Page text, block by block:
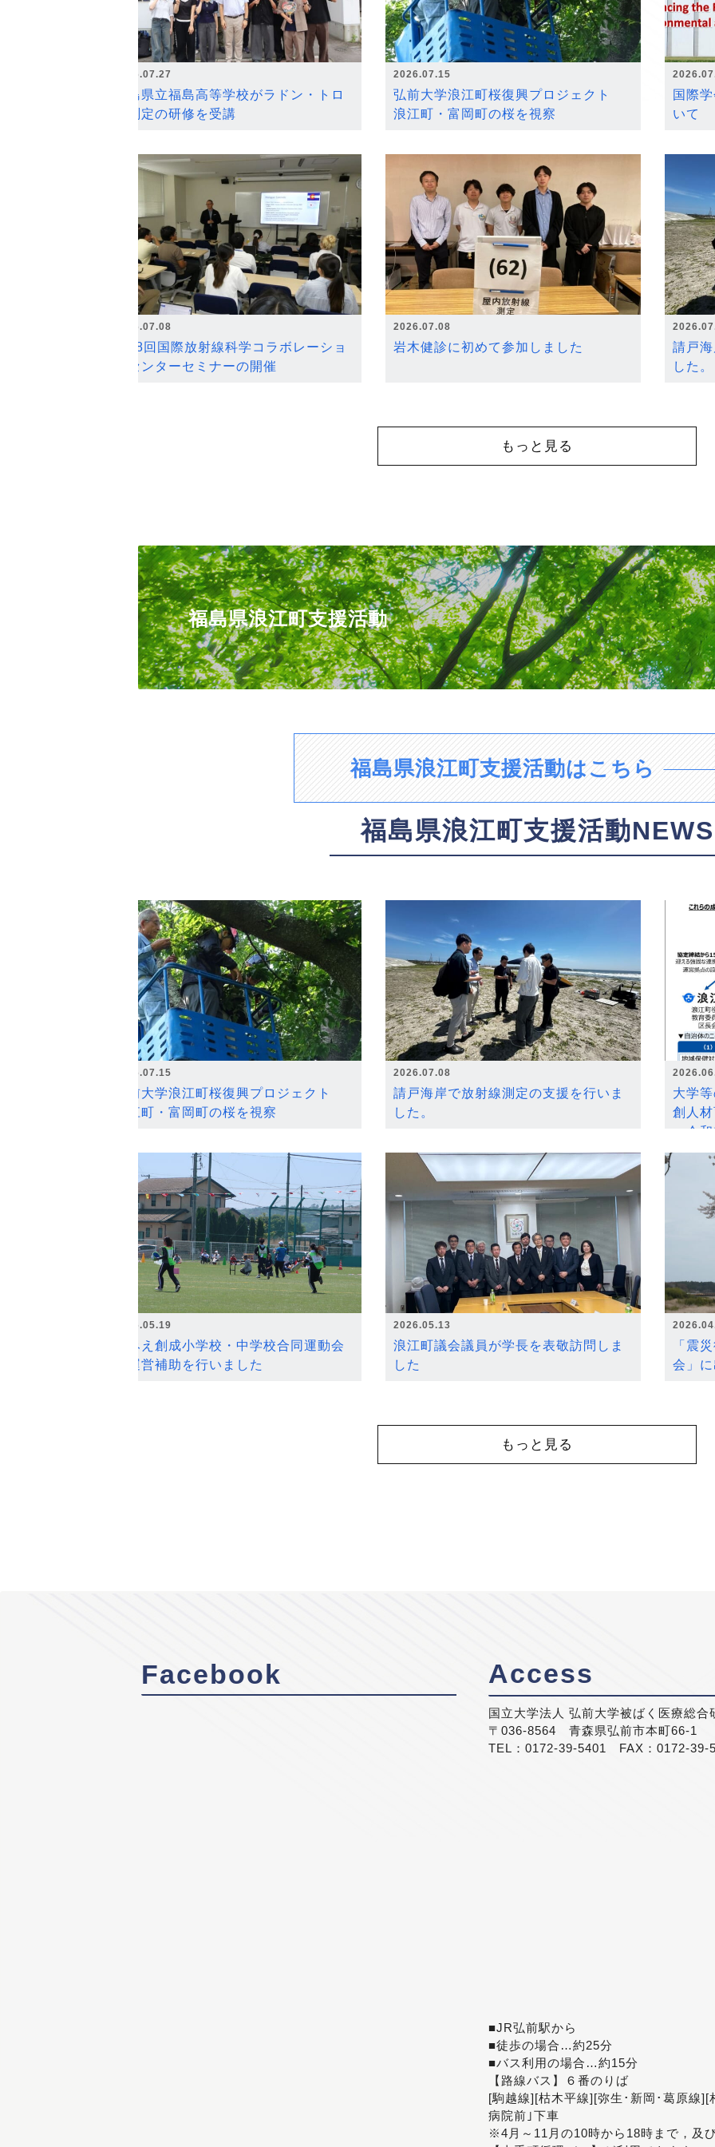
2026.07.27
福島県立福島高等学校がラドン・トロ
ン測定の研修を受講
2026.07.15
弘前大学浪江町桜復興プロジェクト
浪江町・富岡町の桜を視察
国際
いて
2026.07.08
第18回国際放射線科学コラボレーショ
ンセンターセミナーの開催
2026.07.08
岩木健診に初めて参加しました
請戸
した。
もっと見る
福島県浪江町支援活動
福島県浪江町支援活動はこちら
福島県浪江町支援活動NEWS
2026.07.15
弘前大学浪江町桜復興プロジェクト
浪江町・富岡町の桜を視察
2026.07.08
請戸海岸で放射線測定の支援を行いま
した。
大学
創人
～令
2026.05.19
なみえ創成小学校・中学校合同運動会
の運営補助を行いました
2026.05.13
浪江町議会議員が学長を表敬訪問しま
した
「震
会」
もっと見る
Facebook Access
国立大学法人 弘前大学被ばく医療総合
〒036-8564 青森県弘前市本町66-1
TEL：0172-39-5401 FAX：0172-39-
■JR弘前駅から
■徒歩の場合…約25分
■バス利用の場合…約15分
【路線バス】６番のりば
[駒越線][枯木平線][弥生･新岡･葛原線
病院前｣下車
※4月～11月の10時から18時まで，及